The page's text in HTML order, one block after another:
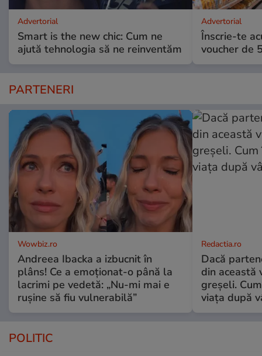
Advertorial
Smart is the new chic: Cum ne
ajută tehnologia să ne reinventăm
Advertorial
Înscrie-te
voucher de
PARTENERI
Wowbiz.ro
Andreea Ibacka a izbucnit în
plâns! Ce a emoționat-o până la
lacrimi pe vedetă: „Nu-mi mai e
rușine să fiu vulnerabilă”
Redactia.ro
Dacă
din această
greșeli.
viața după
POLITIC